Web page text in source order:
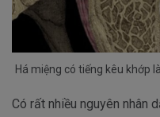
Há miệng có tiếng kêu khớp
Có rất nhiều nguyên nhân